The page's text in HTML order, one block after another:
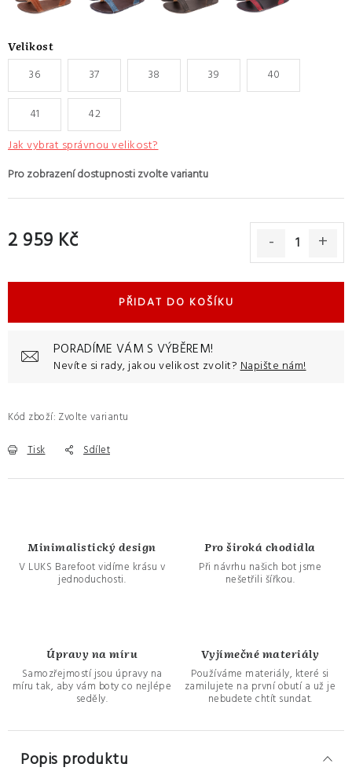
Velikost
36
37 38 39 40
41
42
Jak vybrat správnou velikost?
2 959 Kč
PŘIDAT DO KOŠÍKU
PORADÍME VÁM S VÝBĚREM!
Nevíte si rady, jakou velikost zvolit? Napište nám!
Kód zboží: Zvolte variantu
Tisk Sdílet
Minimalistický design
V LUKS Barefoot vidíme krásu v
jednoduchosti.
Pro široká chodidla
Při návrhu našich bot jsme
nešetřili šířkou.
Úpravy na míru
Samozřejmostí jsou úpravy na
míru tak, aby vám boty co nejlépe
seděly.
Vyjímečné materiály
Používáme materiály, které si
zamilujete na první obutí a už je
nebudete chtít sundat.
Popis produktu